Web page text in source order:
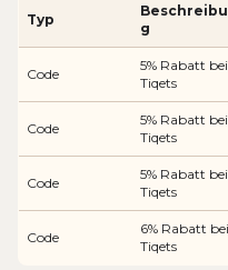
Typ
g
Code
5% Rabatt bei
Tiqets
Code
5% Rabatt bei
Tiqets
Code
5% Rabatt bei
Tiqets
Code
6% Rabatt bei
Tiqets